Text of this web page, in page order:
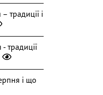
традиції і
традиції
і що